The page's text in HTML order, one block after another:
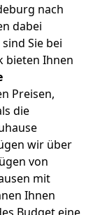
nach
dabei
Sie bei
bieten Ihnen
Preisen,
die
wir über
von
mit
Ihnen